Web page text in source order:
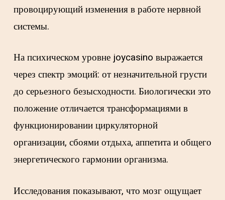
провоцирующий изменения в работе нервной
системы.
На психическом уровне joycasino выражается
через спектр эмоций: от незначительной грусти
до серьезного безысходности. Биологически это
положение отличается трансформациями в
функционировании циркуляторной
организации, сбоями отдыха, аппетита и общего
энергетического гармонии организма.
Исследования показывают, что мозг ощущает